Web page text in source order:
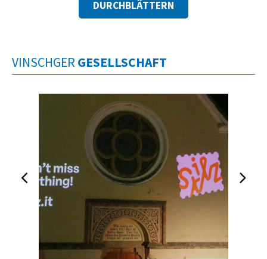
DURCHBLÄTTERN
VINSCHGER GESELLSCHAFT